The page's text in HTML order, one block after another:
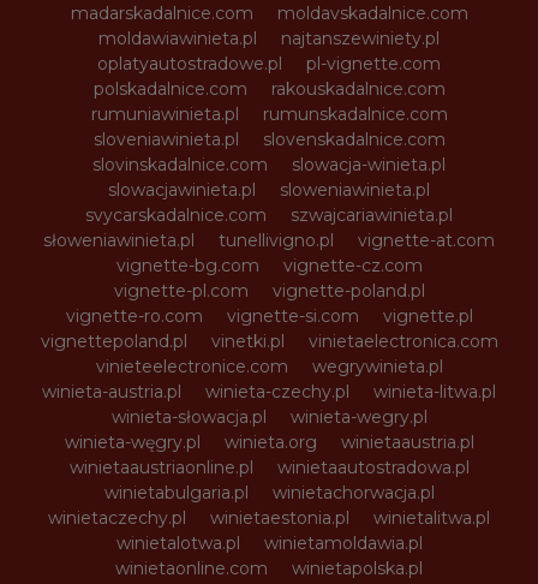
madarskadalnice.com
moldavskadalnice.com
moldawiawinieta.pl
najtanszewiniety.pl
oplatyautostradowe.pl
pl-vignette.com
polskadalnice.com
rakouskadalnice.com
rumuniawinieta.pl
rumunskadalnice.com
sloveniawinieta.pl
slovenskadalnice.com
slovinskadalnice.com
slowacja-winieta.pl
slowacjawinieta.pl
sloweniawinieta.pl
svycarskadalnice.com
szwajcariawinieta.pl
słoweniawinieta.pl
tunellivigno.pl
vignette-at.com
vignette-bg.com
vignette-cz.com
vignette-pl.com
vignette-poland.pl
vignette-ro.com
vignette-si.com
vignette.pl
vignettepoland.pl
vinetki.pl
vinietaelectronica.com
vinieteelectronice.com
wegrywinieta.pl
winieta-austria.pl
winieta-czechy.pl
winieta-litwa.pl
winieta-słowacja.pl
winieta-wegry.pl
winieta-węgry.pl
winieta.org
winietaaustria.pl
winietaaustriaonline.pl
winietaautostradowa.pl
winietabulgaria.pl
winietachorwacja.pl
winietaczechy.pl
winietaestonia.pl
winietalitwa.pl
winietalotwa.pl
winietamoldawia.pl
winietaonline.com
winietapolska.pl